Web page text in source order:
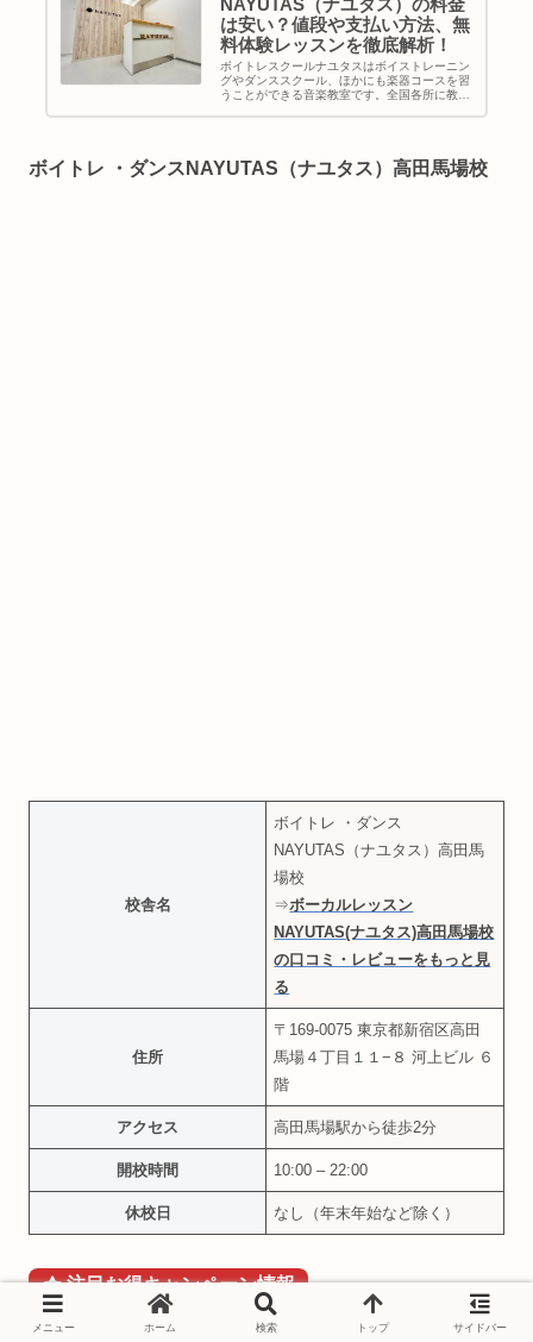
NAYUTAS（ナユタス）の料金
は安い？値段や支払い方法、無
料体験レッスンを徹底解析！
ボイトレスクールナユタスはボイストレーニン
グやダンススクール、ほかにも楽器コースを習
うことができる音楽教室です。全国各所に教室
ボイトレ ・ダンスNAYUTAS（ナユタス）高田馬場校
校舎名
ボイトレ ・ダンス
NAYUTAS（ナユタス）高田馬
場校
⇒ボーカルレッスン
NAYUTAS(ナユタス)高田馬場校
の口コミ・レビューをもっと見
る
住所
〒169-0075 東京都新宿区高田
馬場４丁目１１−８ 河上ビル ６
階
アクセス 高田馬場駅から徒歩2分
開校時間 10:00 – 22:00
休校日 なし（年末年始など除く）
注目お得キャンペーン情報
メニュー ホーム 検索 トップ サイドバー